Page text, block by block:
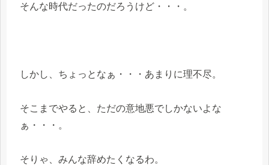
そんな時代だったのだろうけど・・・。
しかし、ちょっとなぁ・・・あまりに理不尽。
そこまでやると、ただの意地悪でしかないよな
ぁ・・・。
そりゃ、みんな辞めたくなるわ。